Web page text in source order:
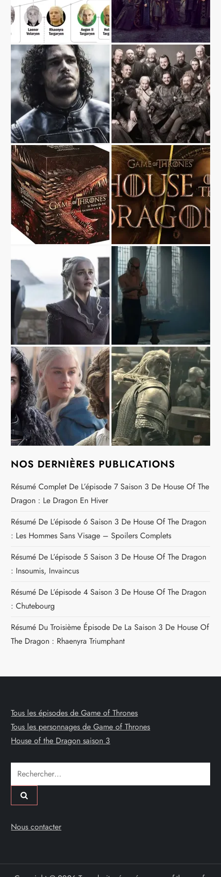
NOS DERNIÈRES PUBLICATIONS
Résumé Complet De L’épisode 7 Saison 3 De House Of The
Dragon : Le Dragon En Hiver
Résumé De L’épisode 6 Saison 3 De House Of The Dragon
: Les Hommes Sans Visage – Spoilers Complets
Résumé De L’épisode 5 Saison 3 De House Of The Dragon
: Insoumis, Invaincus
Résumé De L’épisode 4 Saison 3 De House Of The Dragon
: Chutebourg
Résumé Du Troisième Épisode De La Saison 3 De House Of
The Dragon : Rhaenyra Triumphant
Tous les épisodes de Game of Thrones
Tous les personnages de Game of Thrones
House of the Dragon saison 3
Rechercher :
Nous contacter